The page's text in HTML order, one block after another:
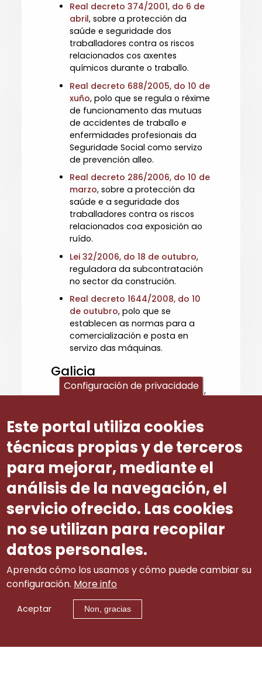
Real decreto 374/2001, do 6 de
abril, sobre a protección da
saúde e seguridade dos
traballadores contra os riscos
relacionados cos axentes
químicos durante o traballo.
Real decreto 688/2005, do 10 de
xuño, polo que se regula o réxime
de funcionamento das mutuas
de accidentes de traballo e
enfermidades profesionais da
Seguridade Social como servizo
de prevención alleo.
Real decreto 286/2006, do 10 de
marzo, sobre a protección da
saúde e a seguridade dos
traballadores contra os riscos
relacionados coa exposición ao
ruído.
Lei 32/2006, do 18 de outubro,
reguladora da subcontratación
no sector da construción.
Real decreto 1644/2008, do 10
de outubro, polo que se
establecen as normas para a
comercialización e posta en
servizo das máquinas.
Galicia
Decreto 101/2015, do 18 de xuño,
inaplicación de convenios
colectivos e se regula o seu
funcionamento.
Lei 7/23, do 30 de novembro,
para a igualdade efectiva de
mulleres e homes de Galicia.
Configuración de privacidade
Este portal utiliza cookies
técnicas propias y de terceros
para mejorar, mediante el
análisis de la navegación, el
servicio ofrecido. Las cookies
no se utilizan para recopilar
datos personales.
Aprenda cómo los usamos y cómo puede cambiar su
configuración. More info
Aceptar Non, gracias